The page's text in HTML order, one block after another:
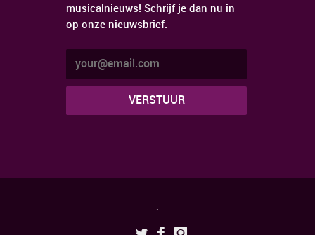
musicalnieuws! Schrijf je dan nu in
op onze nieuwsbrief.
.